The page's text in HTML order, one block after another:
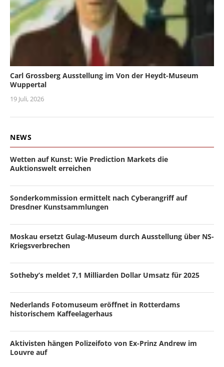
Carl Grossberg Ausstellung im Von der Heydt-Museum
Wuppertal
19 Juli, 2026
NEWS
Wetten auf Kunst: Wie Prediction Markets die
Auktionswelt erreichen
Sonderkommission ermittelt nach Cyberangriff auf
Dresdner Kunstsammlungen
Moskau ersetzt Gulag-Museum durch Ausstellung über NS-
Kriegsverbrechen
Sotheby’s meldet 7,1 Milliarden Dollar Umsatz für 2025
Nederlands Fotomuseum eröffnet in Rotterdams
historischem Kaffeelagerhaus
Aktivisten hängen Polizeifoto von Ex-Prinz Andrew im
Louvre auf